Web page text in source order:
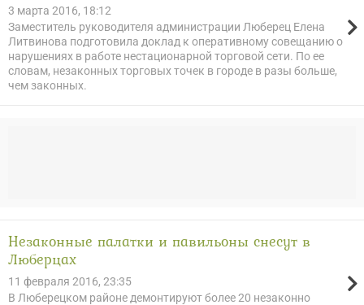
3 марта 2016, 18:12
Заместитель руководителя администрации Люберец Елена
Литвинова подготовила доклад к оперативному совещанию о
нарушениях в работе нестационарной торговой сети. По ее
словам, незаконных торговых точек в городе в разы больше,
чем законных.
Незаконные палатки и павильоны снесут в
Люберцах
11 февраля 2016, 23:35
В Люберецком районе демонтируют более 20 незаконно